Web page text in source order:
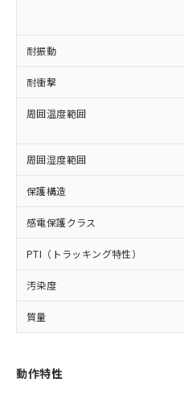
耐振動
耐衝撃
周囲温度範囲
周囲湿度範囲
保護構造
感電保護クラス
PTI（トラッキング特性）
汚染度
質量
動作特性
ことをご了承く
在庫状況および
記載している更
タに基づき作成
覧された時点
正式な納期状
様のお取引先
ムロン制御機
オムロン制御
販売ネッ
ください。
在庫状況および
事前の承諾なく
示しないようお
マイパーツ機能
ビス）をご利用
メンバーズにご
むを得ず変更するこ
鉛(Pb) 1000ppm以下、 水
六価クロム(Cr(Ⅵ))
類(PBB) 1000ppm以下、ポ
(PBDE) 1000ppm以下、フ
ル) (DEHP)(別名：DOP)
ルベンジル（BBP）
（DBP） 1000ppm以下、
(DIBP) 1000ppm以下
但し、RoHS指令で産業用
フタル酸エステル類の４物
図的な使用がないことを確
※2 対応予定月
部品在庫の切り替え
月が前後することが
「－」：未確認です
*中国RoHS10物質の基準値
Pb(鉛) :1000ppm、 Hg(水
Cr(Ⅵ)(六価クロム) :
ニル類) : 1000ppm、
ル) : 1000ppm、
DEHP(フタル酸ビス(2-エ
※2 環境保護使用期
「ｅ」：有害物質（10
準値以下であること
「10」：通常の使用
質が外部に漏えいし
及ぼさない年数を意
当社は、これ
為替および外国
（以下｢規制貨
または国外へ
国政府の輸出
可)を取得する
当社は規制貨
いよう必要な手
当社は貴社製
ル、化学兵器
武器並びにこ
使用いたしません
当社は、貴社
場合は、上記1、
該第三者に通
販売先および
り引きをいたし
○ 一定数以上
△ 一定数に
在庫なし(
いては、
たはお客様
機器販売
認ください)
受注生産
情報を公開